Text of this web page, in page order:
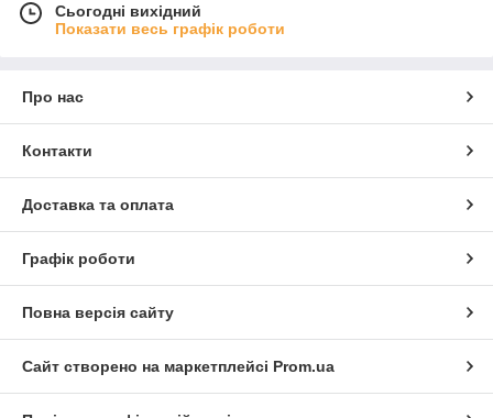
Сьогодні вихідний
Показати весь графік роботи
Про нас
Контакти
Доставка та оплата
Графік роботи
Повна версія сайту
Сайт створено на маркетплейсі Prom.ua